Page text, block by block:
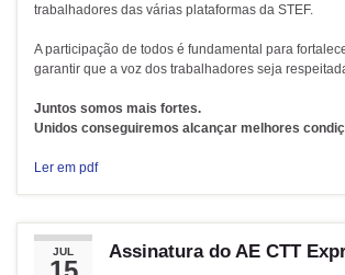
trabalhadores das várias plataformas da STEF.
A participação de todos é fundamental para
garantir que a voz dos trabalhadores seja
Juntos somos mais fortes.
Unidos conseguiremos alcançar melhores
Ler em pdf
JUL Assinatura do AE CTT